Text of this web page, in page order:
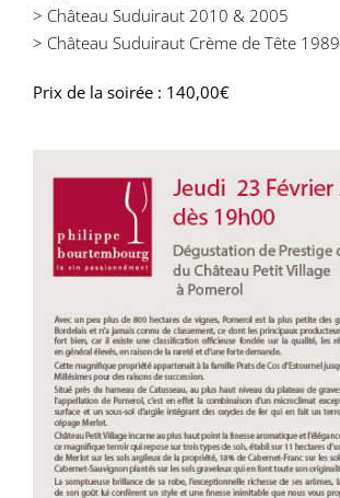
> Château Suduiraut 2010 & 2005
> Château Suduiraut Crème de Tête 1989
Prix de la soirée : 140,00€